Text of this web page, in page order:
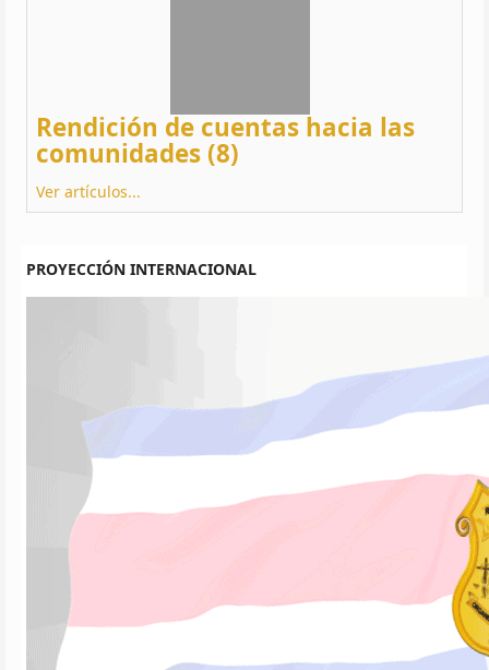
Rendición de cuentas hacia las
comunidades (8)
Ver artículos...
PROYECCIÓN INTERNACIONAL